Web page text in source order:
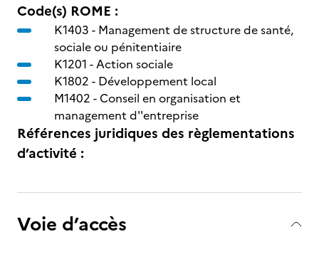
Code(s) ROME :
K1403 - Management de structure de santé,
sociale ou pénitentiaire
K1201 -Action sociale
K1802 - Développement local
M1402 -Conseil en organisation et
management d''entreprise
Références juridiques des règlementations
d’activité :
Voie d’accès